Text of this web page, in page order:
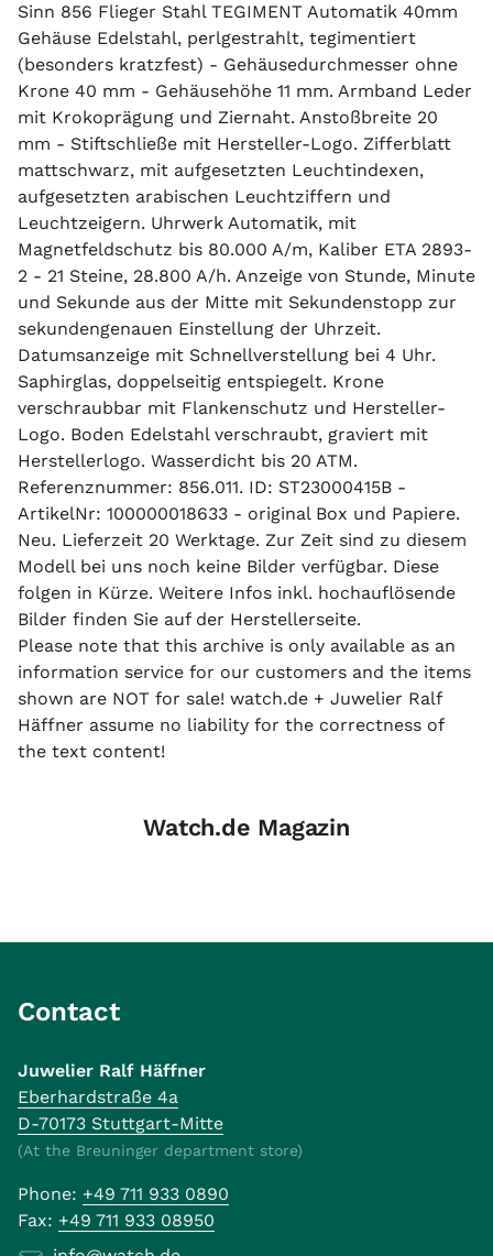
Sinn 856 Flieger Stahl TEGIMENT Automatik 40mm
Gehäuse Edelstahl, perlgestrahlt, tegimentiert
(besonders kratzfest) - Gehäusedurchmesser ohne
Krone 40 mm - Gehäusehöhe 11 mm. Armband Leder
mit Krokoprägung und Ziernaht. Anstoßbreite 20
mm - Stiftschließe mit Hersteller-Logo. Zifferblatt
mattschwarz, mit aufgesetzten Leuchtindexen,
aufgesetzten arabischen Leuchtziffern und
Leuchtzeigern. Uhrwerk Automatik, mit
Magnetfeldschutz bis 80.000 A/m, Kaliber ETA 2893-
2 - 21 Steine, 28.800 A/h. Anzeige von Stunde, Minute
und Sekunde aus der Mitte mit Sekundenstopp zur
sekundengenauen Einstellung der Uhrzeit.
Datumsanzeige mit Schnellverstellung bei 4 Uhr.
Saphirglas, doppelseitig entspiegelt. Krone
verschraubbar mit Flankenschutz und Hersteller-
Logo. Boden Edelstahl verschraubt, graviert mit
Herstellerlogo. Wasserdicht bis 20 ATM.
Referenznummer: 856.011. ID: ST23000415B -
ArtikelNr: 100000018633 - original Box und Papiere.
Neu. Lieferzeit 20 Werktage. Zur Zeit sind zu diesem
Modell bei uns noch keine Bilder verfügbar. Diese
folgen in Kürze. Weitere Infos inkl. hochauflösende
Bilder finden Sie auf der Herstellerseite.
Please note that this archive is only available as an
information service for our customers and the items
shown are NOT for sale! watch.de + Juwelier Ralf
Häffner assume no liability for the correctness of
the text content!
Watch.de Magazin
Contact
Juwelier Ralf Häffner
Eberhardstraße 4a
D-70173 Stuttgart-Mitte
(At the Breuninger department store)
Phone: +49 711 933 0890
Fax: +49 711 933 08950